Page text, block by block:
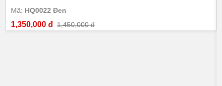
Mã: HQ0022 Đen
1,350,000 đ 1,450,000 đ